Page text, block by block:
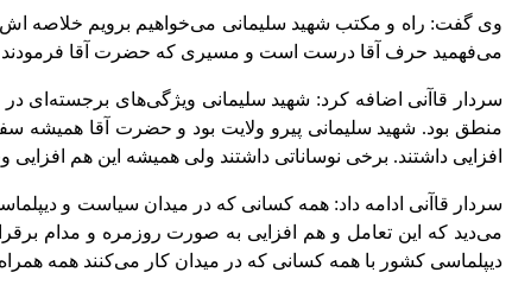
وی گفت: راه و مکتب شهید سلیمانی می‌خواهیم برویم خلاصه اش
می‌فهمید حرف آقا درست است و مسیری که حضرت آقا
سردار قاآنی اضافه کرد: شهید سلیمانی ویژگی‌های برجسته‌ای در
منطق بود. شهید سلیمانی پیرو ولایت بود و حضرت آقا همیشه
افزایی داشتند. برخی نوساناتی داشتند ولی همیشه این هم
سردار قاآنی ادامه داد: همه کسانی که در میدان سیاست و
می‌دید که این تعامل و هم افزایی به صورت روزمره و مدام
دیپلماسی کشور با همه کسانی که در میدان کار می‌کنند همه